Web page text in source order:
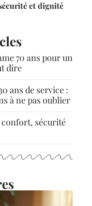
et dignité
70 ans pour un
dire
ans de service :
à ne pas oublier
confort, sécurité